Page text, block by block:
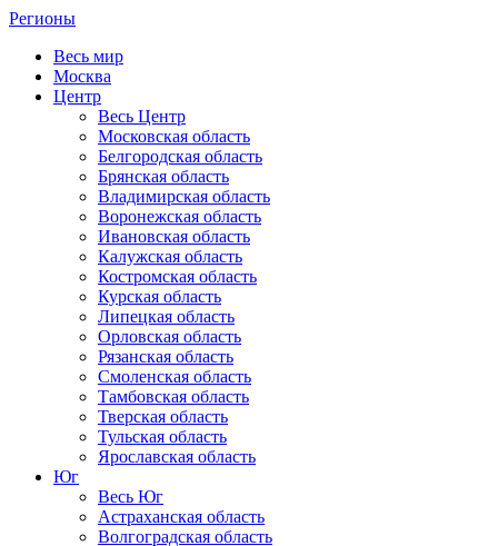
Регионы
Весь мир
Москва
Центр
Весь Центр
Московская область
Белгородская область
Брянская область
Владимирская область
Воронежская область
Ивановская область
Калужская область
Костромская область
Курская область
Липецкая область
Орловская область
Рязанская область
Смоленская область
Тамбовская область
Тверская область
Тульская область
Ярославская область
Юг
Весь Юг
Астраханская область
Волгоградская область